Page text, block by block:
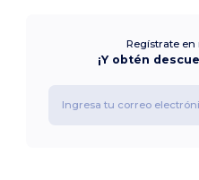
Regístrate en
¡Y obtén